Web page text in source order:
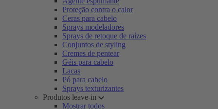
Proteção contra o calor
Ceras para cabelo
Sprays modeladores
Sprays de retoque de raízes
Conjuntos de styling
Cremes de pentear
Géis para cabelo
Lacas
Pó para cabelo
Sprays texturizantes
Produtos leave-in
Mostrar todos